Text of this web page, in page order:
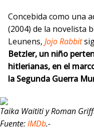
Concebida como una
(2004) de la novelista
Leunens, Jojo Rabbit
Betzler, un niño
hitlerianas, en el
la Segunda Guerra
Taika Waititi y Roman
Fuente:IMDb.-